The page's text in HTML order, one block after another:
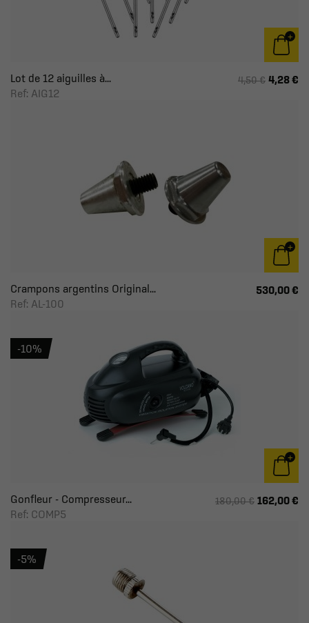
Lot de 12 aiguilles à...
Ref: AIG12
4,50 € 4,28 €
Crampons argentins Original...
Ref: AL-100
530,00 €
Gonfleur - Compresseur...
Ref: COMP5
180,00 € 162,00 €
-10%
-5%